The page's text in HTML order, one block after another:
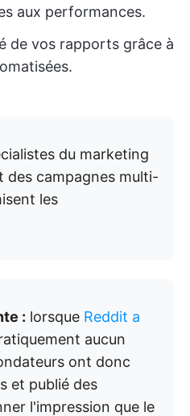
aux performances.
de vos rapports grâce à
du marketing
des campagnes multi-
les
: lorsque Reddit a
aucun
ont donc
et publié des
l'impression que le